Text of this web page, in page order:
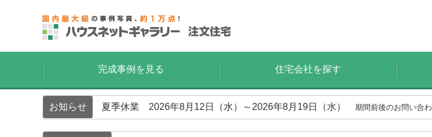
完成事例を見る 住宅会社を探す
お知らせ 夏季休業 2026年8月12日（水）～2026年8月19日（水） 期間前後のお問い合